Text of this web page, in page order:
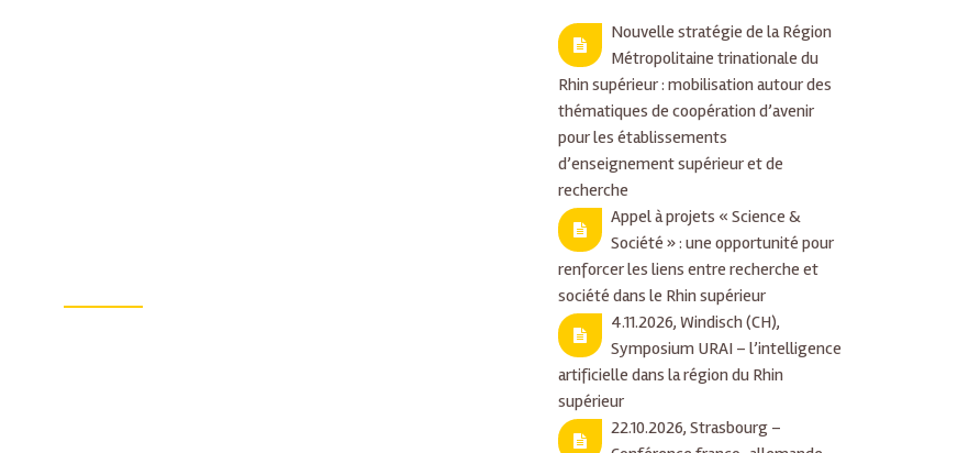
Nouvelle stratégie de la Région
Métropolitaine trinationale du
Rhin supérieur : mobilisation autour des
thématiques de coopération d’avenir
pour les établissements
d’enseignement supérieur et de
recherche
Appel à projets « Science &
Société » : une opportunité pour
renforcer les liens entre recherche et
société dans le Rhin supérieur
4.11.2026, Windisch (CH),
Symposium URAI – l’intelligence
artificielle dans la région du Rhin
supérieur
22.10.2026, Strasbourg –